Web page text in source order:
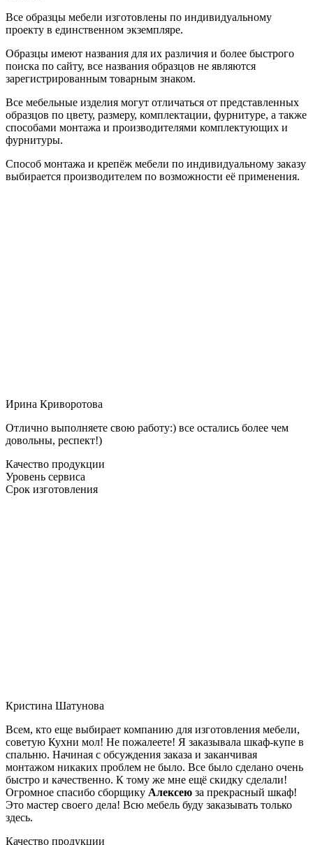
Все образцы мебели изготовлены по индивидуальному
проекту в единственном экземпляре.
Образцы имеют названия для их различия и более быстрого
поиска по сайту, все названия образцов не являются
зарегистрированным товарным знаком.
Все мебельные изделия могут отличаться от представленных
образцов по цвету, размеру, комплектации, фурнитуре, а также
способами монтажа и производителями комплектующих и
фурнитуры.
Способ монтажа и крепёж мебели по индивидуальному заказу
выбирается производителем по возможности её применения.
Ирина Криворотова
Отлично выполняете свою работу:) все остались более чем
довольны, респект!)
Качество продукции
Уровень сервиса
Срок изготовления
Кристина Шатунова
Всем, кто еще выбирает компанию для изготовления мебели,
советую Кухни мол! Не пожалеете! Я заказывала шкаф-купе в
спальню. Начиная с обсуждения заказа и заканчивая
монтажом никаких проблем не было. Все было сделано очень
быстро и качественно. К тому же мне ещё скидку сделали!
Огромное спасибо сборщику Алексею за прекрасный шкаф!
Это мастер своего дела! Всю мебель буду заказывать только
здесь.
Качество продукции